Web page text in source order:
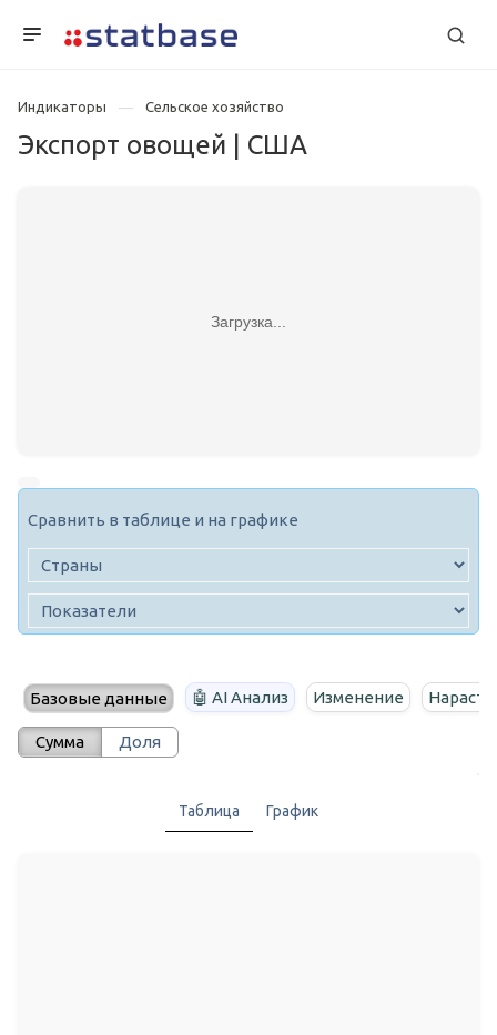
Индикаторы Сельское хозяйство
Экспорт овощей | США
Загрузка...
Сравнить в таблице и на графике
Базовые данные 🤖 AI Анализ Изменение
Сумма Доля
Таблица График